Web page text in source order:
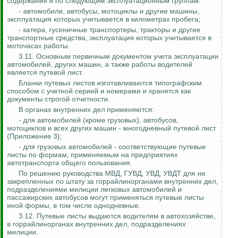
- автомобили, автобусы, мотоциклы и другие машины,
эксплуатация которых учитывается в километрах пробега;
- катера, гусеничные транспортеры, тракторы и другие
транспортные средства, эксплуатация которых учитывается в
моточасах работы.
3.11. Основным первичным документом учета эксплуатации
автомобилей, других машин, а также работы водителей
является путевой лист.
Бланки путевых листов изготавливаются типографским
способом с учетной серией и номерами и хранятся как
документы строгой отчетности.
В органах внутренних дел применяются:
- для автомобилей (кроме грузовых), автобусов,
мотоциклов и всех других машин - многодневный путевой лист
(Приложение 3);
- для грузовых автомобилей - соответствующие путевые
листы по формам, применяемым на предприятиях
автотранспорта общего пользования.
По решению руководства МВД, ГУВД, УВД, УВДТ для не
закрепленных по штату за горрайлинорганами внутренних дел,
подразделениями милиции легковых автомобилей и
пассажирских автобусов могут применяться путевые листы
иной формы, в том числе однодневные.
3.12. Путевые листы выдаются водителям в автохозяйстве,
в горрайлинорганах внутренних дел, подразделениях
милиции.